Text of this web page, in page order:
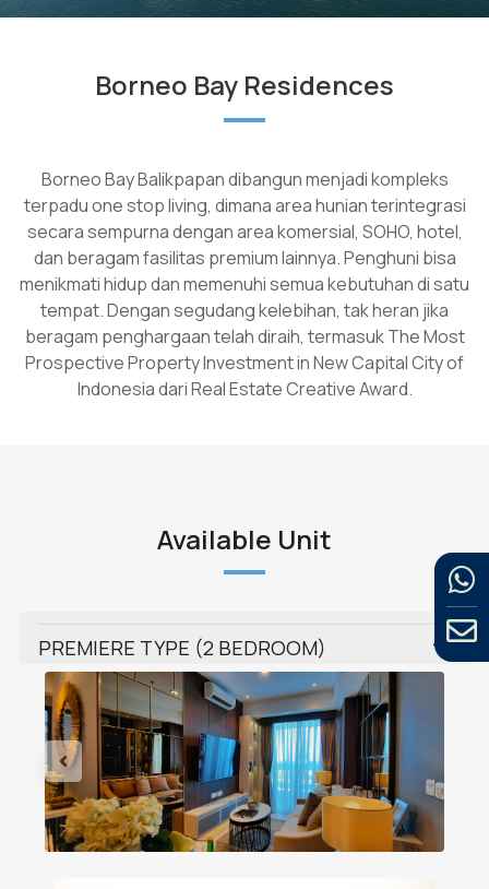
Borneo Bay Residences
Borneo Bay Balikpapan dibangun menjadi kompleks
terpadu one stop living, dimana area hunian terintegrasi
secara sempurna dengan area komersial, SOHO, hotel,
dan beragam fasilitas premium lainnya. Penghuni bisa
menikmati hidup dan memenuhi semua kebutuhan di satu
tempat. Dengan segudang kelebihan, tak heran jika
beragam penghargaan telah diraih, termasuk The Most
Prospective Property Investment in New Capital City of
Indonesia dari Real Estate Creative Award.
Available Unit
PREMIERE TYPE (2 BEDROOM)